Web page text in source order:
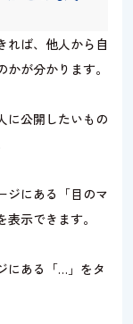
れば、他人から自
が分かります。
に公開したいもの
ジにある「目のマ
示できます。
にある「…」をタ